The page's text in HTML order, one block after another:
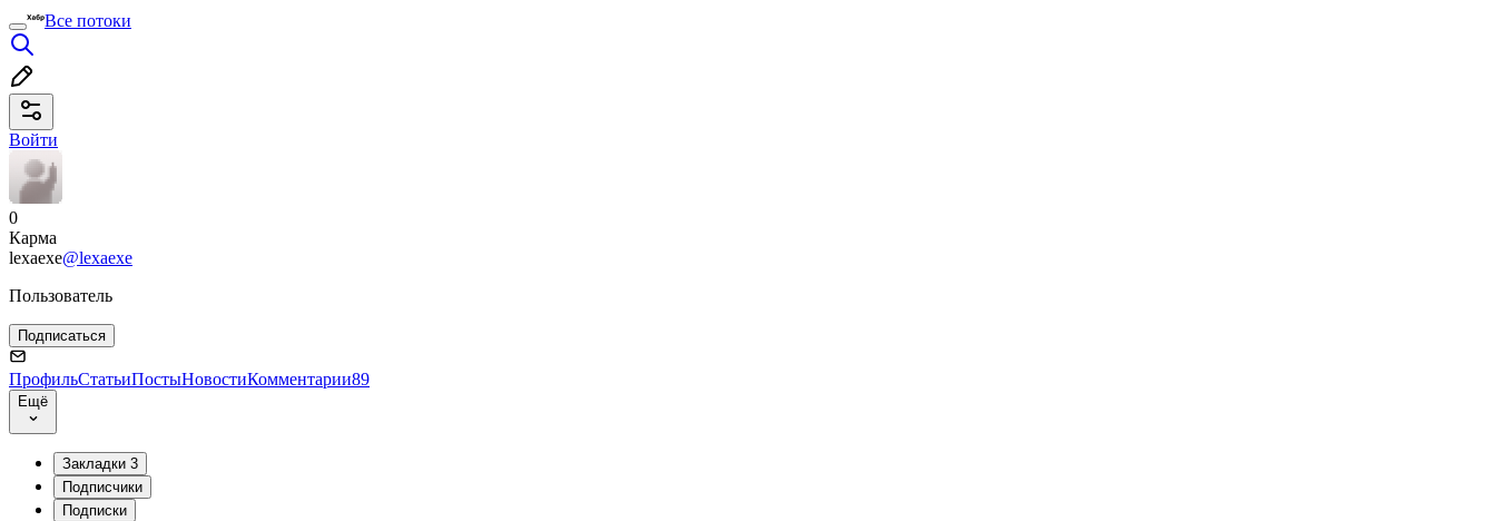
Все потоки
Войти
0
Карма
lexaexe@lexaexe
Пользователь
Подписаться
ПрофильСтатьиПостыНовостиКомментарии89
Ещё
Закладки 3
Подписчики
Подписки